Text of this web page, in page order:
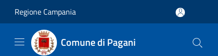
Regione Campania
Comune di Pagani